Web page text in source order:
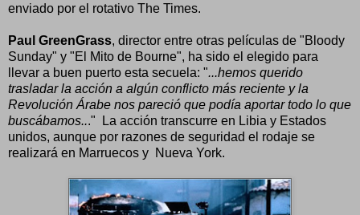
enviado por el rotativo The Times.
Paul GreenGrass, director entre otras películas de "Bloody
Sunday" y "El Mito de Bourne", ha sido el elegido para
llevar a buen puerto esta secuela: "...hemos querido
trasladar la acción a algún conflicto más reciente y la
Revolución Árabe nos pareció que podía aportar todo lo que
buscábamos..." La acción transcurre en Libia y Estados
unidos, aunque por razones de seguridad el rodaje se
realizará en Marruecos y Nueva York.